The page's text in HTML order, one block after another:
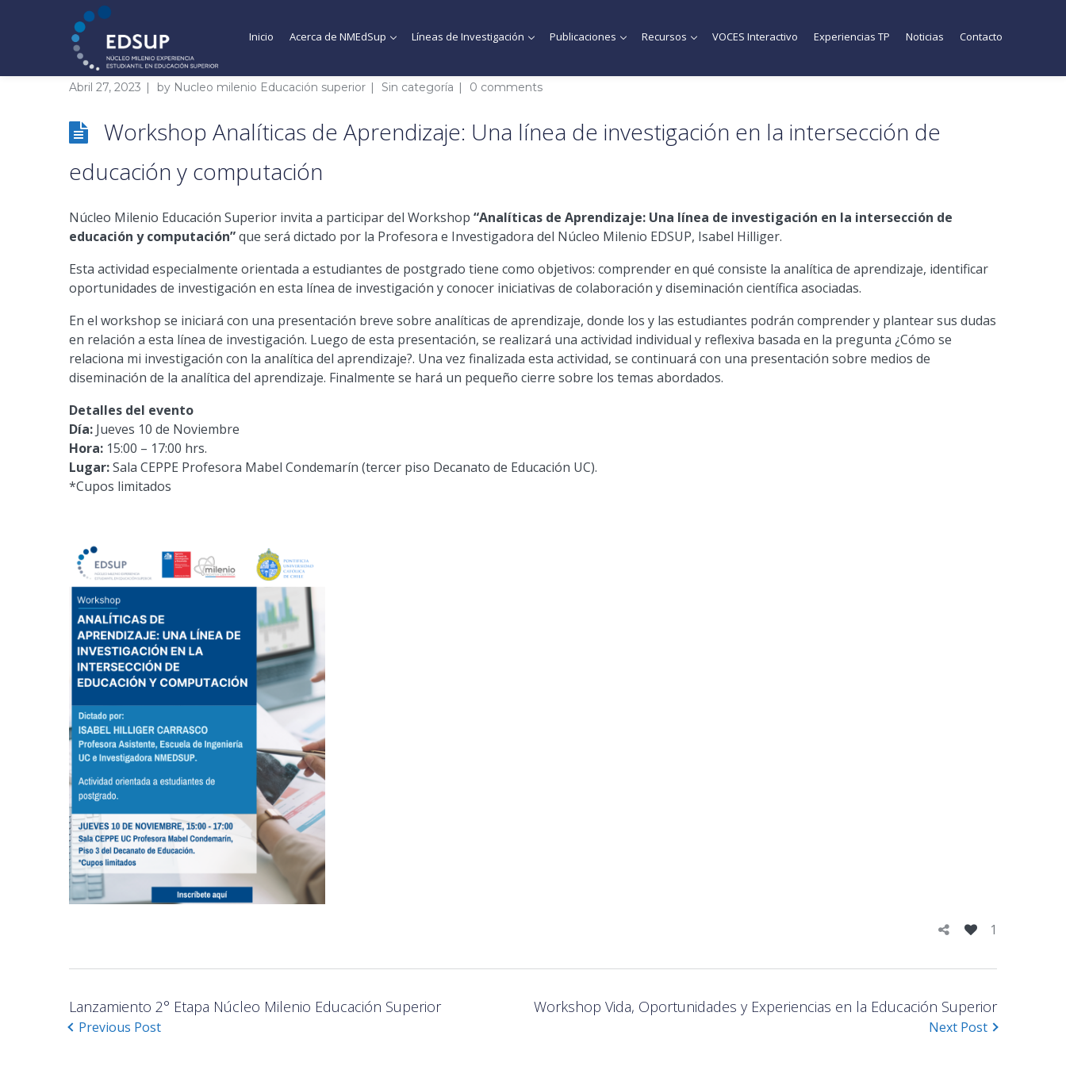
Inicio Acerca de NMEdSup Líneas de Investigación Publicaciones Recursos VOCES Interactivo Experiencias TP Noticias Contacto
Abril 27, 2023 by Nucleo milenio Educación superior Sin categoría 0 comments
Workshop Analíticas de Aprendizaje: Una línea de investigación en la intersección de
educación y computación
Núcleo Milenio Educación Superior invita a participar del Workshop “Analíticas de Aprendizaje: Una línea de investigación en la intersección de
educación y computación”que será dictado por la Profesora e Investigadora del Núcleo Milenio EDSUP, Isabel Hilliger.
Esta actividad especialmente orientada a estudiantes de postgrado tiene como objetivos: comprender en qué consiste la analítica de aprendizaje, identificar
oportunidades de investigación en esta línea de investigación y conocer iniciativas de colaboración y diseminación científica asociadas.
En el workshop se iniciará con una presentación breve sobre analíticas de aprendizaje, donde los y las estudiantes podrán comprender y plantear sus dudas
en relación a esta línea de investigación. Luego de esta presentación, se realizará una actividad individual y reflexiva basada en la pregunta ¿Cómo se
relaciona mi investigación con la analítica del aprendizaje?. Una vez finalizada esta actividad, se continuará con una presentación sobre medios de
diseminación de la analítica del aprendizaje. Finalmente se hará un pequeño cierre sobre los temas abordados.
Detalles del evento
Día: Jueves 10 de Noviembre
Hora: 15:00 – 17:00 hrs.
Lugar:Sala CEPPE Profesora Mabel Condemarín (tercer piso Decanato de Educación UC).
*Cupos limitados
1
Lanzamiento 2° Etapa Núcleo Milenio Educación Superior
Previous Post
Workshop Vida, Oportunidades y Experiencias en la Educación Superior
Next Post